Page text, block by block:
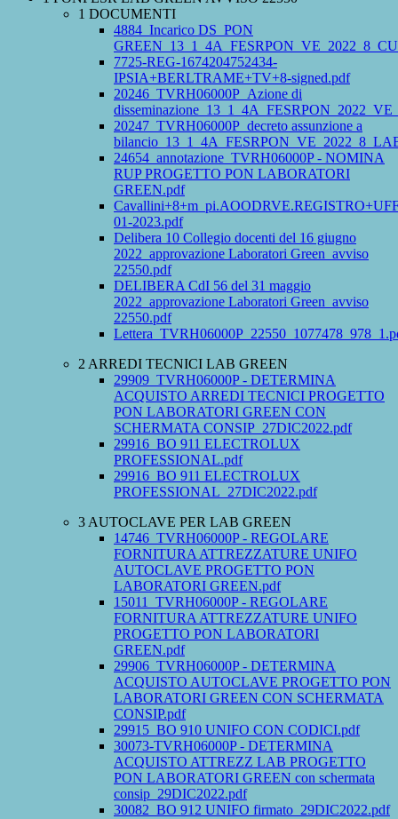
1 DOCUMENTI
4884_Incarico DS_PON
7725-REG-1674204752434-
IPSIA+BERLTRAME+TV+8-signed.pdf
20246_TVRH06000P_Azione di
20247_TVRH06000P_decreto assunzione a
24654_annotazione_TVRH06000P - NOMINA
RUP PROGETTO PON LABORATORI
GREEN.pdf
01-2023.pdf
Delibera 10 Collegio docenti del 16 giugno
2022_approvazione Laboratori Green_avviso
22550.pdf
DELIBERA CdI 56 del 31 maggio
2022_approvazione Laboratori Green_avviso
22550.pdf
2 ARREDI TECNICI LAB GREEN
29909_TVRH06000P - DETERMINA
ACQUISTO ARREDI TECNICI PROGETTO
PON LABORATORI GREEN CON
SCHERMATA CONSIP_27DIC2022.pdf
29916_BO 911 ELECTROLUX
PROFESSIONAL.pdf
29916_BO 911 ELECTROLUX
PROFESSIONAL_27DIC2022.pdf
3 AUTOCLAVE PER LAB GREEN
14746_TVRH06000P - REGOLARE
FORNITURA ATTREZZATURE UNIFO
AUTOCLAVE PROGETTO PON
LABORATORI GREEN.pdf
15011_TVRH06000P - REGOLARE
FORNITURA ATTREZZATURE UNIFO
PROGETTO PON LABORATORI
GREEN.pdf
29906_TVRH06000P - DETERMINA
ACQUISTO AUTOCLAVE PROGETTO PON
LABORATORI GREEN CON SCHERMATA
CONSIP.pdf
29915_BO 910 UNIFO CON CODICI.pdf
30073-TVRH06000P - DETERMINA
ACQUISTO ATTREZZ LAB PROGETTO
PON LABORATORI GREEN con schermata
consip_29DIC2022.pdf
30082_BO 912 UNIFO firmato_29DIC2022.pdf